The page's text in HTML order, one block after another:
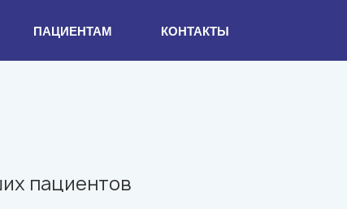
ПАЦИЕНТАМ КОНТАКТЫ
пациентов